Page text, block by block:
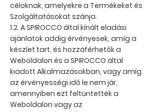
céloknak, amelyekre a Termékeket és
Szolgáltatásokat szánja.
1.2. A SPIROCCO által kínált eladási
ajánlatok addig érvényesek, amíg a
készlet tart, és hozzáférhetők a
Weboldalon és a SPIROCCO által
kiadott Alkalmazásokban, vagy amíg
az érvényességi idő le nem jár,
amennyiben ezt feltüntették a
Weboldalon vagy az